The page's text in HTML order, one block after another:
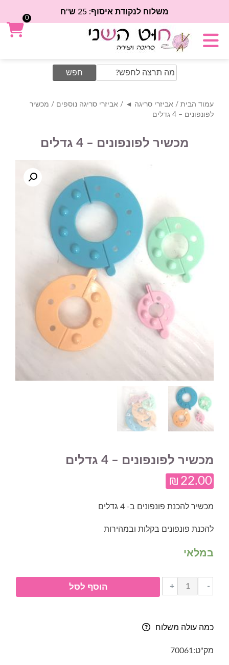
משלוח לנקודת איסוף: 25 ש"ח
Search
for:
עמוד הבית / אביזרי סריגה ◄ / אביזרי סריגה נוספים / מכשיר
לפונפונים – 4 גדלים
מכשיר לפונפונים – 4 גדלים
מכשיר לפונפונים – 4 גדלים
₪ 22.00
מכשיר להכנת פונפונים ב- 4 גדלים
להכנת פונפונים בקלות ובמהירות
במלאי
-
כמות
של
-
+ הוסף לסל
כמה עולה משלוח
מק"ט:70061
0